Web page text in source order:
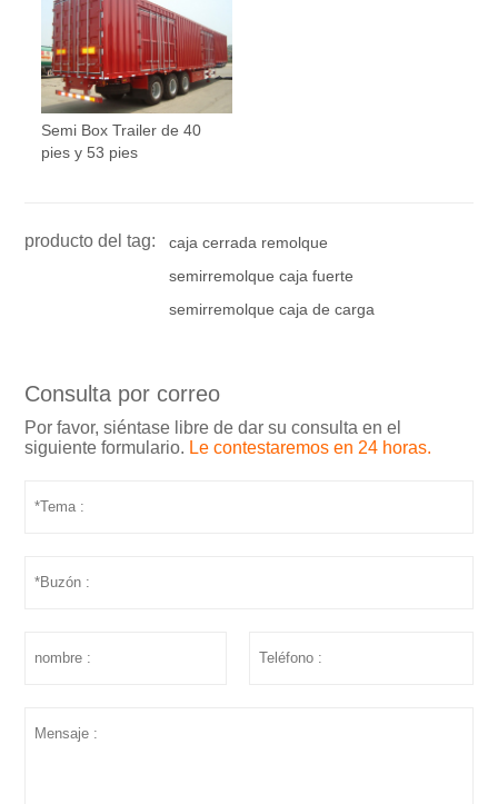
Semi Box Trailer de 40
pies y 53 pies
producto del tag:
caja cerrada remolque
semirremolque caja fuerte
semirremolque caja de carga
Consulta por correo
Por favor, siéntase libre de dar su consulta en el
siguiente formulario. Le contestaremos en 24 horas.